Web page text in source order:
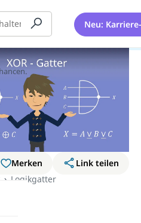
Neu:
Merken
Link teilen
Logikgatter